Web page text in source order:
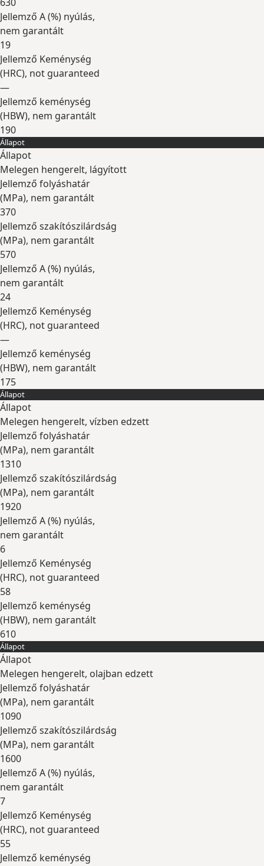
Jellemző A (%) nyúlás,
nem garantált
19
Jellemző Keménység
(HRC), not guaranteed
—
Jellemző keménység
(HBW), nem garantált
190
Kibontás
Állapot
Állapot
Melegen hengerelt, lágyított
Jellemző folyáshatár
(MPa), nem garantált
370
Jellemző szakítószilárdság
(MPa), nem garantált
570
Jellemző A (%) nyúlás,
nem garantált
24
Jellemző Keménység
(HRC), not guaranteed
—
Jellemző keménység
(HBW), nem garantált
175
Kibontás
Állapot
Állapot
Melegen hengerelt, vízben edzett
Jellemző folyáshatár
(MPa), nem garantált
1310
Jellemző szakítószilárdság
(MPa), nem garantált
1920
Jellemző A (%) nyúlás,
nem garantált
6
Jellemző Keménység
(HRC), not guaranteed
58
Jellemző keménység
(HBW), nem garantált
610
Kibontás
Állapot
Állapot
Melegen hengerelt, olajban edzett
Jellemző folyáshatár
(MPa), nem garantált
1090
Jellemző szakítószilárdság
(MPa), nem garantált
1600
Jellemző A (%) nyúlás,
nem garantált
7
Jellemző Keménység
(HRC), not guaranteed
55
Jellemző keménység